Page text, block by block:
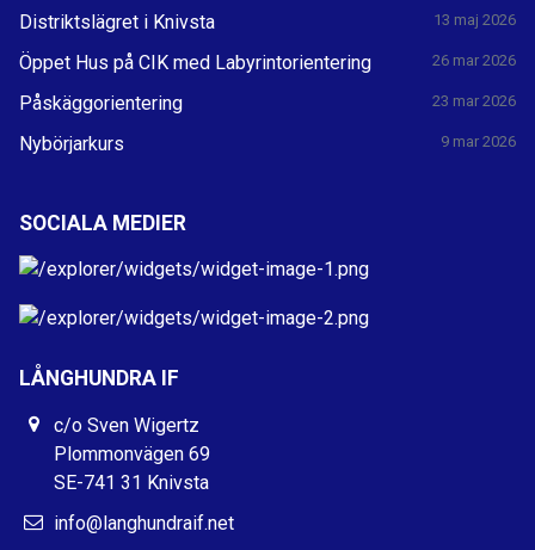
Distriktslägret i Knivsta 13 maj 2026
Öppet Hus på CIK med Labyrintorientering 26 mar 2026
Påskäggorientering 23 mar 2026
Nybörjarkurs 9 mar 2026
SOCIALA MEDIER
LÅNGHUNDRA IF
c/o Sven Wigertz
Plommonvägen 69
SE-741 31 Knivsta
info@langhundraif.net